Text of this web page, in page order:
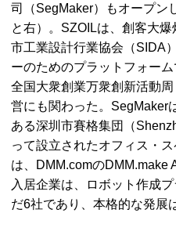
司（SegMaker）もオープン
と右）。 SZOILは、創客大爆
市工業設計行業協会（SIDA
ーのためのプラットフォー
全国大衆創業万衆創新活動
営にも関わった。 SegMaker
ある深圳市賽格集団（
って設立されたオフィス・
は、DMM.comのDMM.make
入居企業は、ロボット作成
だ6社であり、本格的な発展